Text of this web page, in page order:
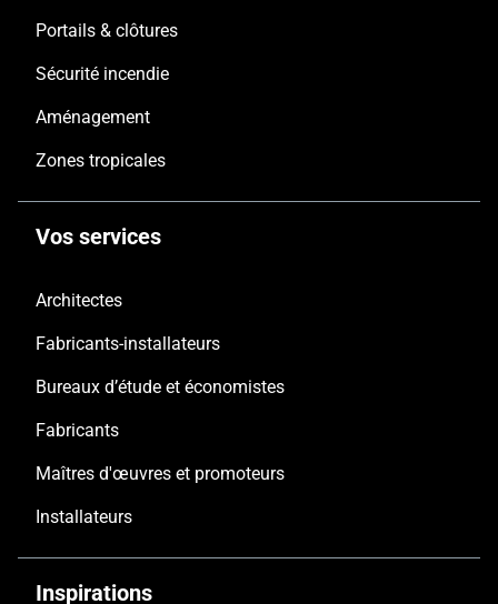
Portails & clôtures
Sécurité incendie
Aménagement
Zones tropicales
Vos services
Architectes
Fabricants-installateurs
Bureaux d’étude et économistes
Fabricants
Maîtres d'œuvres et promoteurs
Installateurs
Inspirations